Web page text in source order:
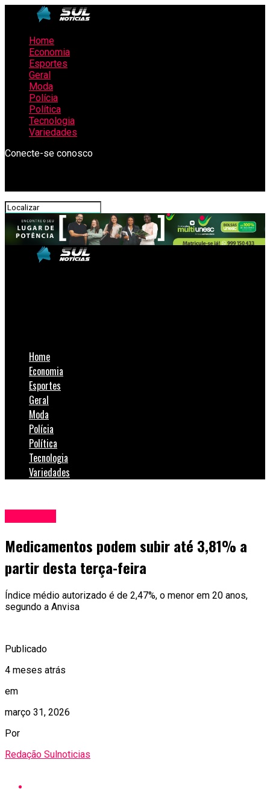
Home
Economia
Esportes
Geral
Moda
Polícia
Política
Tecnologia
Variedades
Conecte-se conosco
Home
Economia
Esportes
Geral
Moda
Polícia
Política
Tecnologia
Variedades
Medicamentos podem subir até 3,81% a
partir desta terça-feira
Índice médio autorizado é de 2,47%, o menor em 20 anos,
segundo a Anvisa
Publicado
4 meses atrás
em
março 31, 2026
Por
Redação Sulnoticias